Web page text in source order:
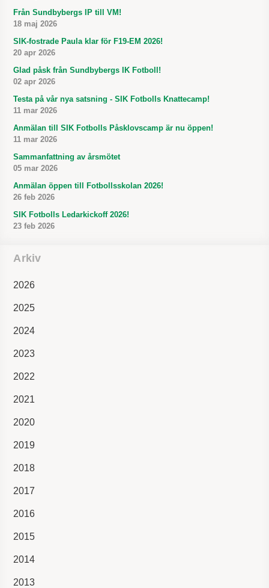
Från Sundbybergs IP till VM!
18 maj 2026
SIK-fostrade Paula klar för F19-EM 2026!
20 apr 2026
Glad påsk från Sundbybergs IK Fotboll!
02 apr 2026
Testa på vår nya satsning - SIK Fotbolls Knattecamp!
11 mar 2026
Anmälan till SIK Fotbolls Påsklovscamp är nu öppen!
11 mar 2026
Sammanfattning av årsmötet
05 mar 2026
Anmälan öppen till Fotbollsskolan 2026!
26 feb 2026
SIK Fotbolls Ledarkickoff 2026!
23 feb 2026
Arkiv
2026
2025
2024
2023
2022
2021
2020
2019
2018
2017
2016
2015
2014
2013